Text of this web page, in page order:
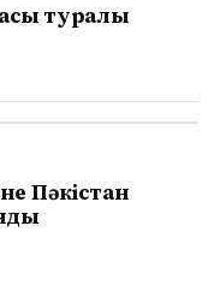
туралы
Пәкістан